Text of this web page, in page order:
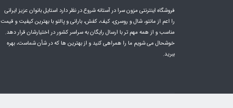
فروشگاه اینترنتی مزون سرا در آستانه شروع در نظر دارد استایل بانوان عزیز ایرانی
را اعم از مانتو، شال و روسری، کیف، کفش، بارانی و پالتو با بهترین کیفیت و قیمت
مناسب و از همه مهم تر با ارسال رایگان به سراسر کشور در اختیارشان قرار دهد.
خوشحال می شویم ما را همراهی کنید و از بهترین ها که در شأن شماست، بهره
ببرید.